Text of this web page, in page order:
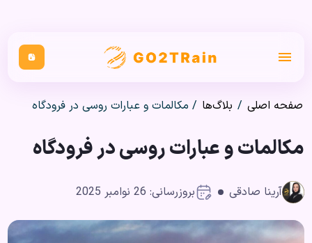
صفحه اصلی / بلاگ‌ها / مکالمات و عبارات روسی در فرودگاه
مکالمات و عبارات روسی در فرودگاه
آرینا صادقی بروزرسانی: 26 نوامبر 2025